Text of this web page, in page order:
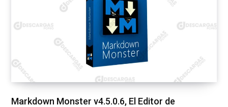
Markdown Monster v4.5.0.6, El Editor de